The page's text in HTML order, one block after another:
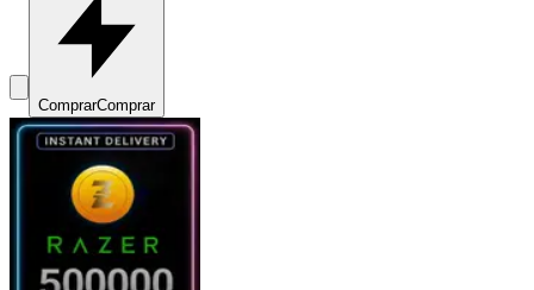
ComprarComprar